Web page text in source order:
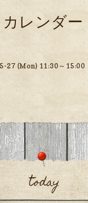
カレンダー
27 (Mon) 11:30～15:00
today